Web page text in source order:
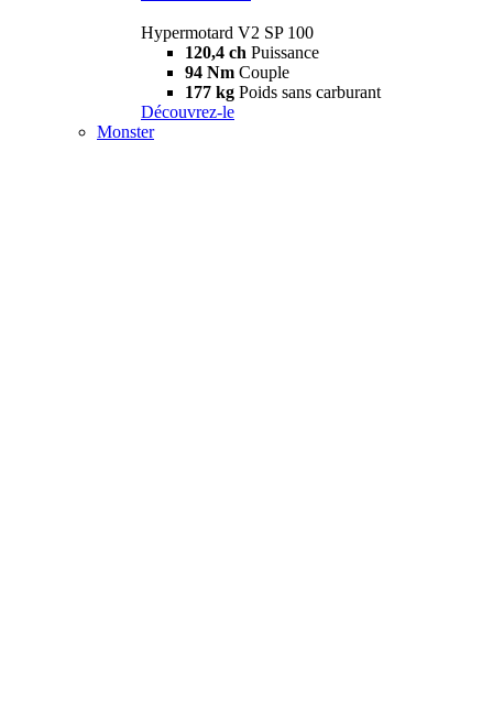
Hypermotard V2 SP 100
120,4 ch Puissance
94 Nm Couple
177 kg Poids sans carburant
Découvrez-le
Monster